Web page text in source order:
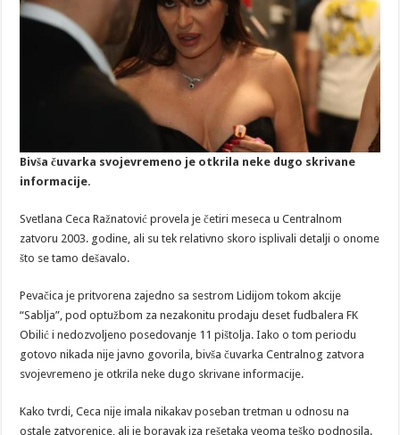
Bivša čuvarka svojevremeno je otkrila neke dugo skrivane
informacije.
Svetlana Ceca Ražnatović provela je četiri meseca u Centralnom
zatvoru 2003. godine, ali su tek relativno skoro isplivali detalji o onome
što se tamo dešavalo.
Pevačica je pritvorena zajedno sa sestrom Lidijom tokom akcije
“Sablja”, pod optužbom za nezakonitu prodaju deset fudbalera FK
Obilić i nedozvoljeno posedovanje 11 pištolja. Iako o tom periodu
gotovo nikada nije javno govorila, bivša čuvarka Centralnog zatvora
svojevremeno je otkrila neke dugo skrivane informacije.
Kako tvrdi, Ceca nije imala nikakav poseban tretman u odnosu na
ostale zatvorenice, ali je boravak iza rešetaka veoma teško podnosila.